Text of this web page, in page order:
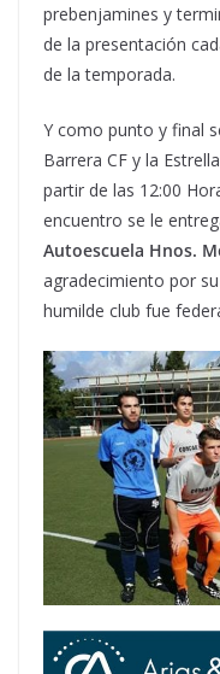
prebenjamines y
de la presentación
de la temporada.
Y como punto y final
Barrera CF y la
partir de las 12:00
encuentro se le
Autoescuela Hnos.
agradecimiento por
humilde club fue